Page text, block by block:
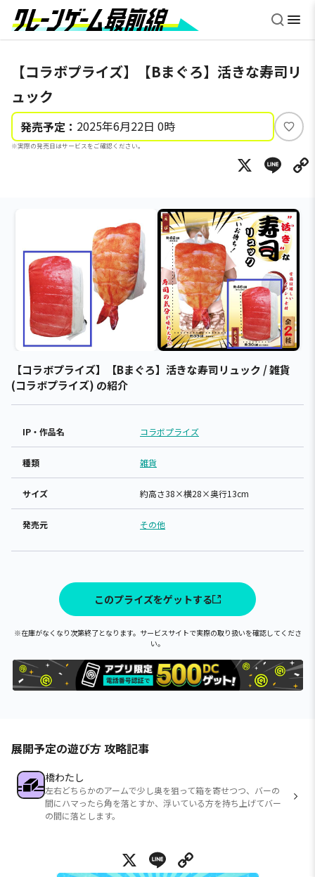
【コラボプライズ】【Bまぐろ】活きな寿司リ
ュック
発売予定： 2025年6月22日 0時
※実際の発売日はサービスをご確認ください。
い
ね
X
【コラボプライズ】【Bまぐろ】活きな寿司リュック / 雑貨
(コラボプライズ) の紹介
IP・作品名 コラボプライズ
種類 雑貨
サイズ 約高さ38×横28×奥行13cm
発売元 その他
このプライズをゲットする
※在庫がなくなり次第終了となります。サービスサイトで実際の取り扱いを確認してくださ
い。
展開予定の遊び方 攻略記事
橋わたし
左右どちらかのアームで少し奥を狙って箱を寄せつつ、バーの
間にハマったら角を落とすか、浮いている方を持ち上げてバー
の間に落とします。
X Line